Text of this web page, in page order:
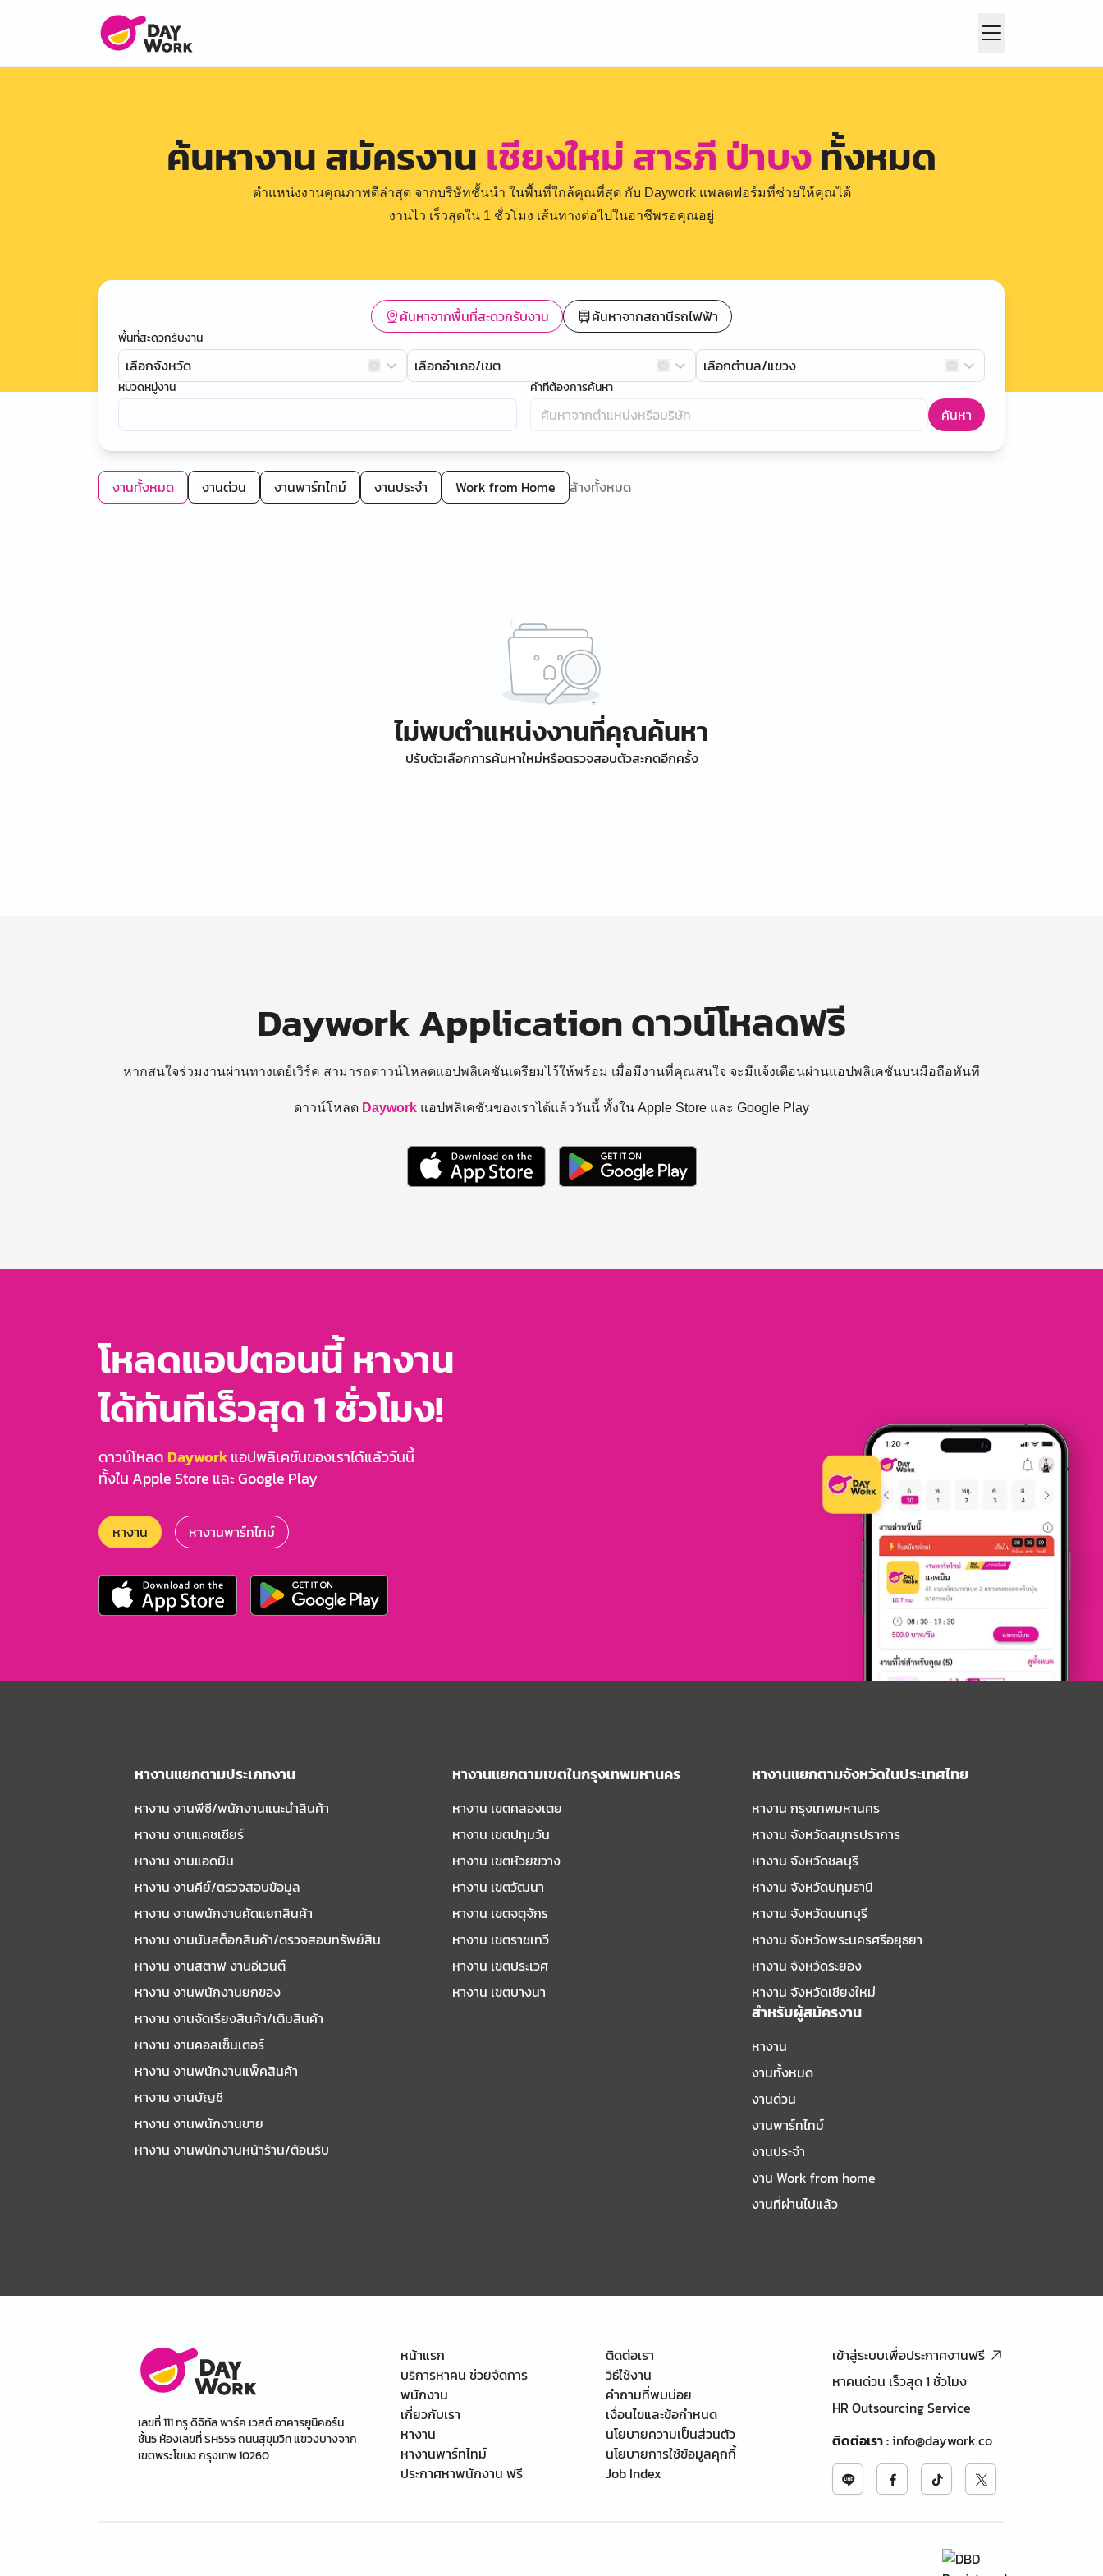
ค้นหางาน สมัครงาน เชียงใหม่ สารภี ป่าบงทั้งหมด
ตำแหน่งงานคุณภาพดีล่าสุด จากบริษัทชั้นนำ ในพื้นที่ใกล้คุณที่สุด กับ Daywork แพลตฟอร์มที่ช่วยให้คุณได้
งานไว เร็วสุดใน 1 ชั่วโมง เส้นทางต่อไปในอาชีพรอคุณอยู่
ค้นหาจากพื้นที่สะดวกรับงาน ค้นหาจากสถานีรถไฟฟ้า
พื้นที่สะดวกรับงาน
เลือกจังหวัด เลือกอำเภอ/เขต เลือกตำบล/แขวง
หมวดหมู่งาน คำที่ต้องการค้นหา
ค้นหา
งานทั้งหมด งานด่วน งานพาร์ทไทม์ งานประจำ Work from Home ล้างทั้งหมด
ไม่พบตำแหน่งงานที่คุณค้นหา
ปรับตัวเลือกการค้นหาใหม่หรือตรวจสอบตัวสะกดอีกครั้ง
Daywork Application ดาวน์โหลดฟรี
หากสนใจร่วมงานผ่านทางเดย์เวิร์ค สามารถดาวน์โหลดแอปพลิเคชันเตรียมไว้ให้พร้อม เมื่อมีงานที่คุณสนใจ จะมีแจ้งเตือนผ่านแอปพลิเคชันบนมือถือทันที
ดาวน์โหลด Daywork แอปพลิเคชันของเราได้แล้ววันนี้ ทั้งใน Apple Store และ Google Play
โหลดแอปตอนนี้ หางาน
ได้ทันทีเร็วสุด 1 ชั่วโมง!
ดาวน์โหลด Dayworkแอปพลิเคชันของเราได้แล้ววันนี้
ทั้งใน Apple Store และ Google Play
หางาน หางานพาร์ทไทม์
หางานแยกตามประเภทงาน
หางาน งานพีซี/พนักงานแนะนําสินค้า
หางาน งานแคชเชียร์
หางาน งานแอดมิน
หางาน งานคีย์/ตรวจสอบข้อมูล
หางาน งานพนักงานคัดแยกสินค้า
หางาน งานนับสต็อกสินค้า/ตรวจสอบทรัพย์สิน
หางาน งานสตาฟ งานอีเวนต์
หางาน งานพนักงานยกของ
หางาน งานจัดเรียงสินค้า/เติมสินค้า
หางาน งานคอลเซ็นเตอร์
หางาน งานพนักงานแพ็คสินค้า
หางาน งานบัญชี
หางาน งานพนักงานขาย
หางาน งานพนักงานหน้าร้าน/ต้อนรับ
หางานแยกตามเขตในกรุงเทพมหานคร
หางาน เขตคลองเตย
หางาน เขตปทุมวัน
หางาน เขตห้วยขวาง
หางาน เขตวัฒนา
หางาน เขตจตุจักร
หางาน เขตราชเทวี
หางาน เขตประเวศ
หางาน เขตบางนา
หางานแยกตามจังหวัดในประเทศไทย
หางาน กรุงเทพมหานคร
หางาน จังหวัดสมุทรปราการ
หางาน จังหวัดชลบุรี
หางาน จังหวัดปทุมธานี
หางาน จังหวัดนนทบุรี
หางาน จังหวัดพระนครศรีอยุธยา
หางาน จังหวัดระยอง
หางาน จังหวัดเชียงใหม่
สำหรับผู้สมัครงาน
หางาน
งานทั้งหมด
งานด่วน
งานพาร์ทไทม์
งานประจำ
งาน Work from home
งานที่ผ่านไปแล้ว
เลขที่ 111 ทรู ดิจิทัล พาร์ค เวสต์ อาคารยูนิคอร์น
ชั้น5 ห้องเลขที่ SH555 ถนนสุขุมวิท แขวงบางจาก
เขตพระโขนง กรุงเทพ 10260
หน้าแรก
บริการหาคน ช่วยจัดการ
พนักงาน
เกี่ยวกับเรา
หางาน
หางานพาร์ทไทม์
ประกาศหาพนักงาน ฟรี
ติดต่อเรา
วิธีใช้งาน
คำถามที่พบบ่อย
เงื่อนไขและข้อกำหนด
นโยบายความเป็นส่วนตัว
นโยบายการใช้ข้อมูลคุกกี้
Job Index
เข้าสู่ระบบเพื่อประกาศงานฟรี
หาคนด่วน เร็วสุด 1 ชั่วโมง
HR Outsourcing Service
ติดต่อเรา:info@daywork.co